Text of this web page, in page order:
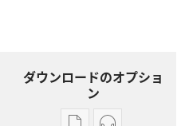
ダウンロードのオプショ
ン